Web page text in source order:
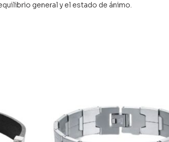
general y el estado de ánimo.